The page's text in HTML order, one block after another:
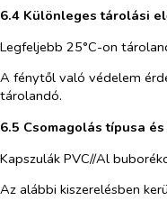
6.4 Különleges tárolási
Legfeljebb 25°C-on
A fénytől való védelem
tárolandó.
6.5 Csomagolás típusa
Kapszulák PVC//Al
Az alábbi kiszerelésben